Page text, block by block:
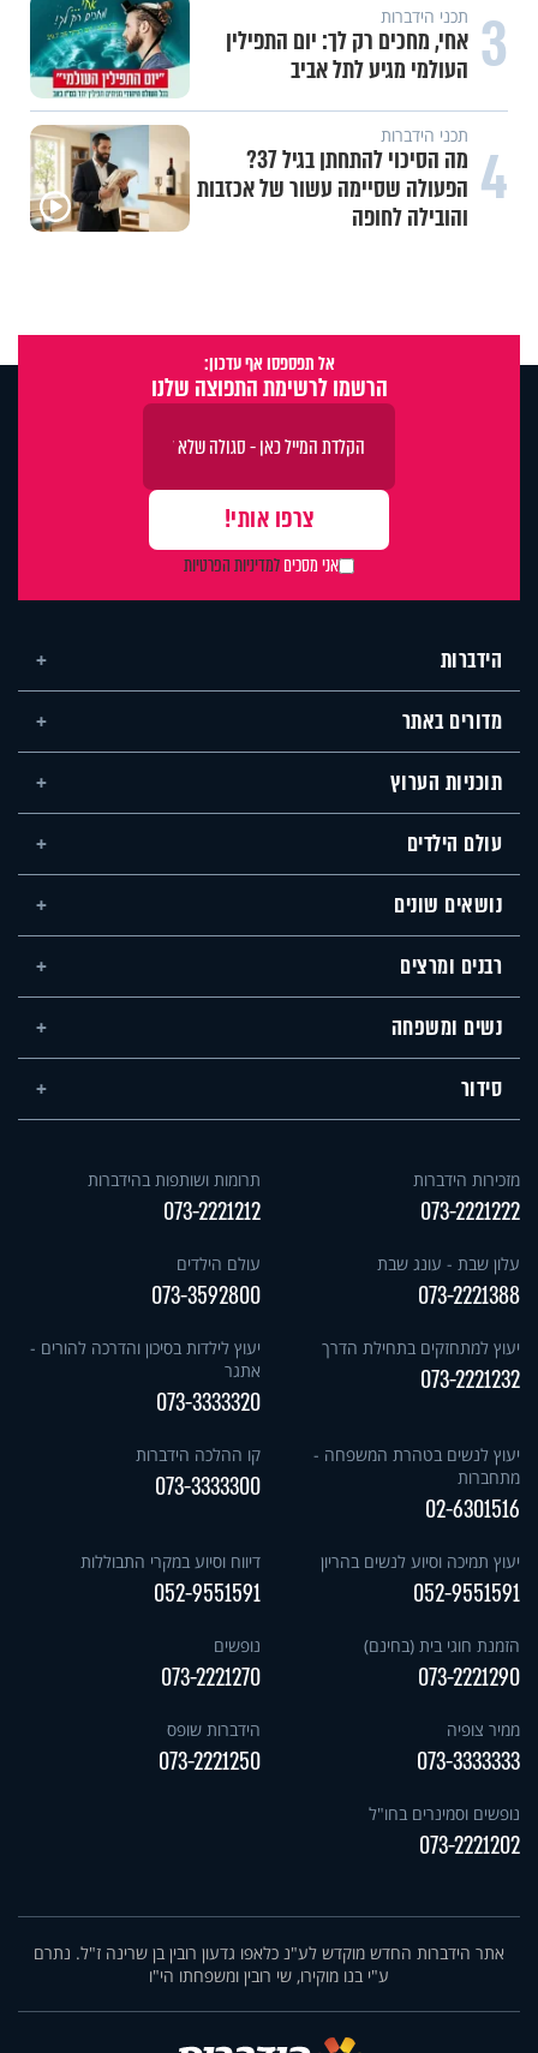
3 תכני הידברות
אחי, מחכים רק לך: יום התפילין
העולמי מגיע לתל אביב
4 תכני הידברות
מה הסיכוי להתחתן בגיל 37?
הפעולה שסיימה עשור של אכזבות
והובילה לחופה
אל תפספסו אף עדכון:
הרשמו לרשימת התפוצה שלנו
אני מסכיםלמדיניות הפרטיות
הידברות
מדורים באתר
תוכניות הערוץ
עולם הילדים
נושאים שונים
רבנים ומרצים
נשים ומשפחה
סידור
מזכירות הידברות
073-2221222
תרומות ושותפות בהידברות
073-2221212
עלון שבת - עונג שבת
073-2221388
עולם הילדים
073-3592800
יעוץ למתחזקים בתחילת הדרך
073-2221232
יעוץ לילדות בסיכון והדרכה להורים -
אתגר
073-3333320
יעוץ לנשים בטהרת המשפחה -
מתחברות
02-6301516
קו ההלכה הידברות
073-3333300
יעוץ תמיכה וסיוע לנשים בהריון
052-9551591
דיווח וסיוע במקרי התבוללות
052-9551591
הזמנת חוגי בית (בחינם)
073-2221290
נופשים
073-2221270
ממיר צופיה
073-3333333
הידברות שופס
073-2221250
נופשים וסמינרים בחו"ל
073-2221202
אתר הידברות החדש מוקדש לע"נ כלאפו גדעון רובין בן שרינה ז"ל. נתרם
ע"י בנו מוקירו, שי רובין ומשפחתו הי"ו